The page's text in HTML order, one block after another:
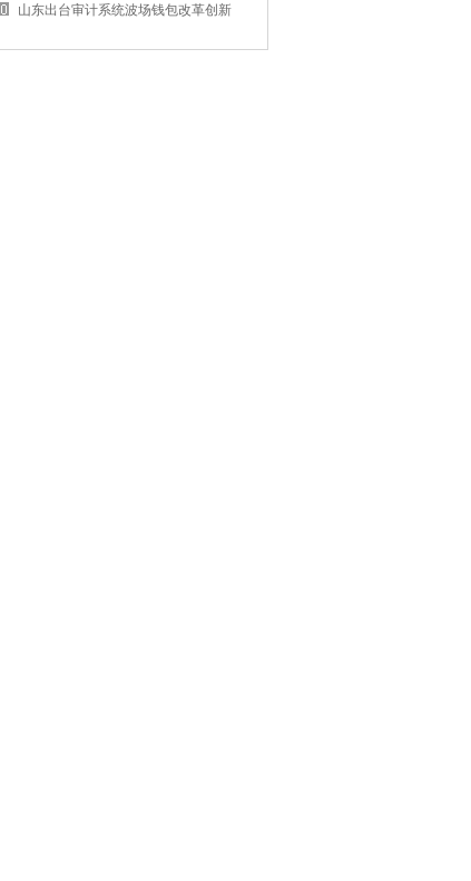
业成长示范环境
山东出台审计系统波场钱包改革创新